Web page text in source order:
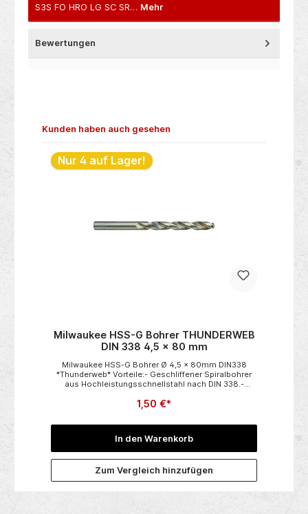
S3S FO HRO LG SC SR… Mehr
Bewertungen
Produktgalerie überspringen
Kunden haben auch gesehen
Nur 4 auf Lager!
Milwaukee HSS-G Bohrer THUNDERWEB
DIN 338 4,5 x 80 mm
Milwaukee HSS-G Bohrer Ø 4,5 x 80mm DIN338
*Thunderweb* Vorteile:- Geschliffener Spiralbohrer
aus Hochleistungsschnellstahl nach DIN 338.-
Spanabfuhr für geringere Wärmeentwicklung und
Typ N.- 135° Bohrerspitze mit Kreuzanschliff nach DIN
Bis zu 40 % schnellerer Bohrfortschritt und bis zu 50
% geringere Vorschubkraft als rollgewalzter
Spiralbohrer. Anwendung:- Geeignet zum Bearbeiten
von legiertem und unlegiertem Stahl bis 900 N/mm².
1,50 €*
In den Warenkorb
Zum Vergleich hinzufügen